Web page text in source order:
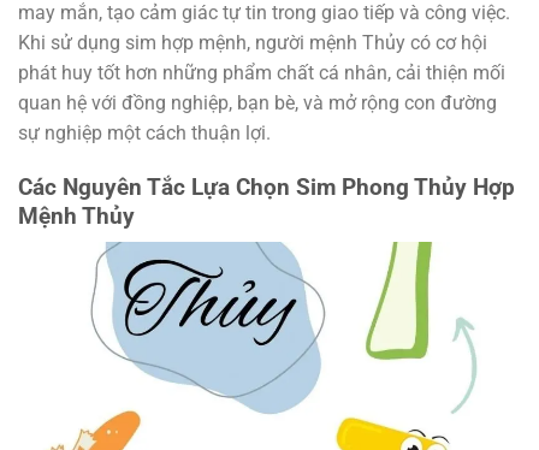
may mắn, tạo cảm giác tự tin trong giao tiếp và công việc.
Khi sử dụng sim hợp mệnh, người mệnh Thủy có cơ hội
phát huy tốt hơn những phẩm chất cá nhân, cải thiện mối
quan hệ với đồng nghiệp, bạn bè, và mở rộng con đường
sự nghiệp một cách thuận lợi.
Các Nguyên Tắc Lựa Chọn Sim Phong Thủy Hợp
Mệnh Thủy